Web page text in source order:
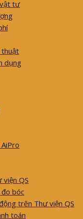
tư
thuật
dụng
viện QS
bóc
trên Thư viện QS
toán